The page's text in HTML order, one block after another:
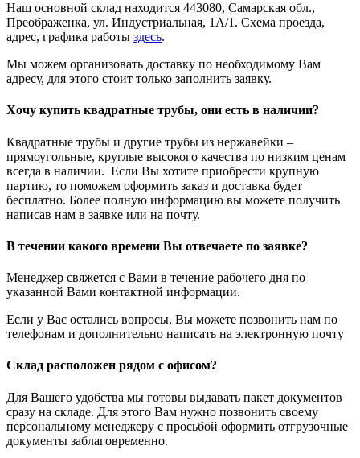
Наш основной склад находится 443080, Самарская обл.,
Преображенка, ул. Индустриальная, 1А/1. Схема проезда,
адрес, графика работы здесь.
Мы можем организовать доставку по необходимому Вам
адресу, для этого стоит только заполнить заявку.
Хочу купить квадратные трубы, они есть в наличии?
Квадратные трубы и другие трубы из нержавейки –
прямоугольные, круглые высокого качества по низким ценам
всегда в наличии. Если Вы хотите приобрести крупную
партию, то поможем оформить заказ и доставка будет
бесплатно. Более полную информацию вы можете получить
написав нам в заявке или на почту.
В течении какого времени Вы отвечаете по заявке?
Менеджер свяжется с Вами в течение рабочего дня по
указанной Вами контактной информации.
Если у Вас остались вопросы, Вы можете позвонить нам по
телефонам и дополнительно написать на электронную почту
Склад расположен рядом с офисом?
Для Вашего удобства мы готовы выдавать пакет документов
сразу на складе. Для этого Вам нужно позвонить своему
персональному менеджеру с просьбой оформить отгрузочные
документы заблаговременно.